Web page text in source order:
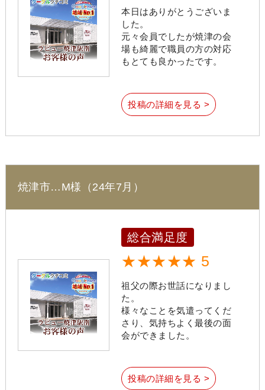
本日はありがとうございま
した。
元々会員でしたが焼津の会
場も綺麗で職員の方の対応
もとても良かったです。
投稿の詳細を見る >
焼津市…M様（24年7月）
総合満足度
★★★★★ 5
祖父の際お世話になりまし
た。
様々なことを気遣ってくだ
さり、気持ちよく最後の面
会ができました。
投稿の詳細を見る >